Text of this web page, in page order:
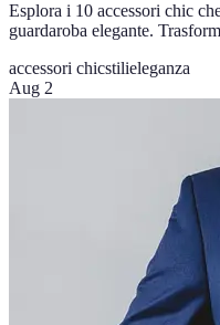
Esplora i 10 accessori chic
guardaroba elegante.
accessori chicstilieleganza
Aug 2